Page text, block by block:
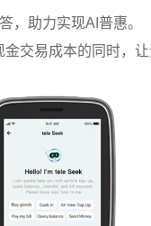
，助力实现AI普惠。
交易成本的同时，